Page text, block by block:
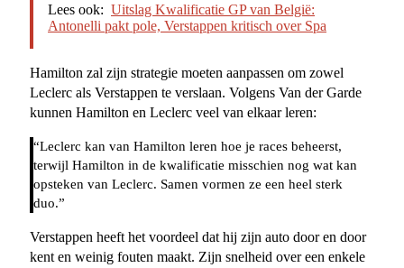
Lees ook: Uitslag Kwalificatie GP van België:
Antonelli pakt pole, Verstappen kritisch over Spa
Hamilton zal zijn strategie moeten aanpassen om zowel
Leclerc als Verstappen te verslaan. Volgens Van der Garde
kunnen Hamilton en Leclerc veel van elkaar leren:
“Leclerc kan van Hamilton leren hoe je races beheerst,
terwijl Hamilton in de kwalificatie misschien nog wat kan
opsteken van Leclerc. Samen vormen ze een heel sterk
duo.”
Verstappen heeft het voordeel dat hij zijn auto door en door
kent en weinig fouten maakt. Zijn snelheid over een enkele